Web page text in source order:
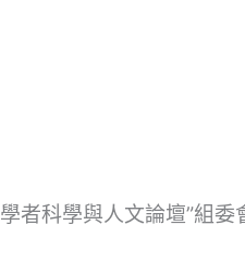
者科學與人文論壇”組